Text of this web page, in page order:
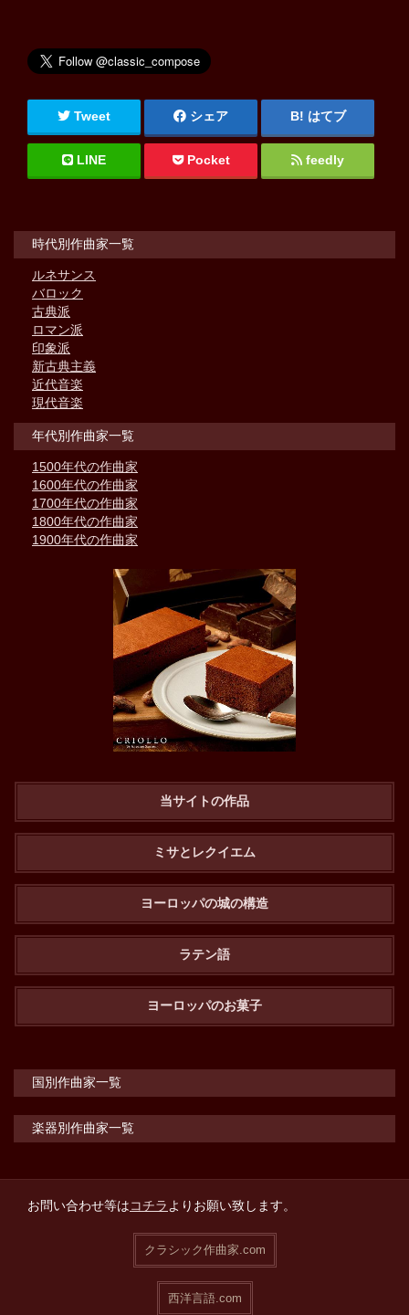
Tweet シェア はてブ
LINE Pocket feedly
時代別作曲家一覧
ルネサンス
バロック
古典派
ロマン派
印象派
新古典主義
近代音楽
現代音楽
年代別作曲家一覧
1500年代の作曲家
1600年代の作曲家
1700年代の作曲家
1800年代の作曲家
1900年代の作曲家
当サイトの作品
ミサとレクイエム
ヨーロッパの城の構造
ラテン語
ヨーロッパのお菓子
国別作曲家一覧
楽器別作曲家一覧
お問い合わせ等はコチラよりお願い致します。
クラシック作曲家.com
西洋言語.com